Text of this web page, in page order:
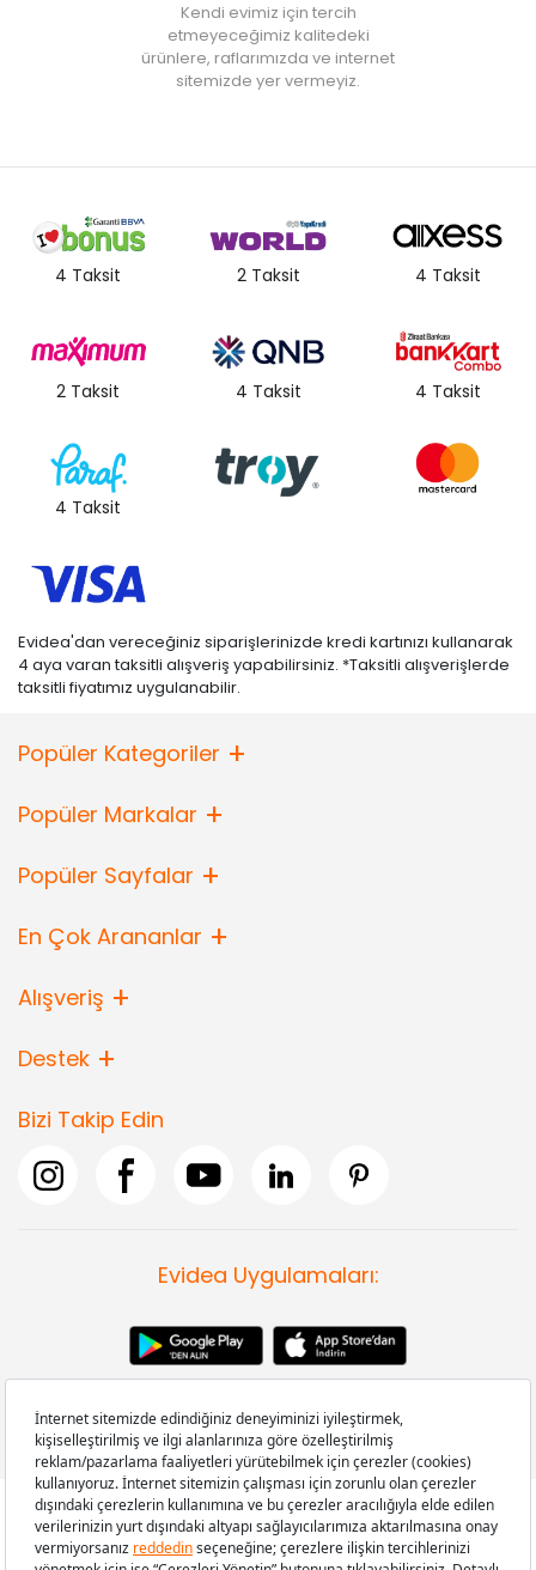
Kendi evimiz için tercih
etmeyeceğimiz kalitedeki
ürünlere, raflarımızda ve internet
sitemizde yer vermeyiz.
4 Taksit 2 Taksit 4 Taksit
2 Taksit 4 Taksit 4 Taksit
4 Taksit
Evidea'dan vereceğiniz siparişlerinizde kredi kartınızı kullanarak
4 aya varan taksitli alışveriş yapabilirsiniz. *Taksitli alışverişlerde
taksitli fiyatımız uygulanabilir.
Popüler Kategoriler
Popüler Markalar
Popüler Sayfalar
En Çok Arananlar
Alışveriş
Destek
Bizi Takip Edin
Evidea Uygulamaları:
Copyright © 2008-2026 Evidea.com | Tüm hakları saklıdır.